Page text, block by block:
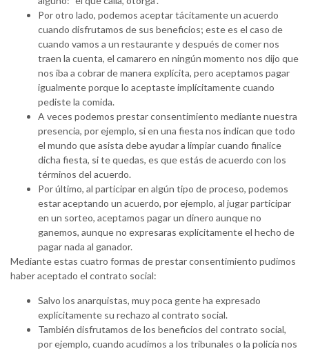
Por otro lado, podemos aceptar tácitamente un acuerdo
cuando disfrutamos de sus beneficios; este es el caso de
cuando vamos a un restaurante y después de comer nos
traen la cuenta, el camarero en ningún momento nos dijo que
nos iba a cobrar de manera explícita, pero aceptamos pagar
igualmente porque lo aceptaste implícitamente cuando
pediste la comida.
A veces podemos prestar consentimiento mediante nuestra
presencia, por ejemplo, si en una fiesta nos indican que todo
el mundo que asista debe ayudar a limpiar cuando finalice
dicha fiesta, si te quedas, es que estás de acuerdo con los
términos del acuerdo.
Por último, al participar en algún tipo de proceso, podemos
estar aceptando un acuerdo, por ejemplo, al jugar participar
en un sorteo, aceptamos pagar un dinero aunque no
ganemos, aunque no expresaras explícitamente el hecho de
pagar nada al ganador.
Mediante estas cuatro formas de prestar consentimiento pudimos
haber aceptado el contrato social:
Salvo los anarquistas, muy poca gente ha expresado
explícitamente su rechazo al contrato social.
También disfrutamos de los beneficios del contrato social,
por ejemplo, cuando acudimos a los tribunales o la policía nos